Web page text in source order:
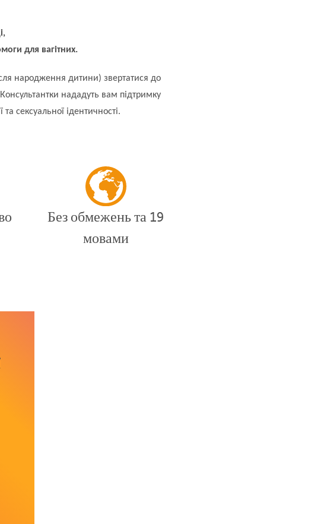
для вагітних.
народження дитини) звертатися до
Консультантки нададуть вам підтримку
сексуальної ідентичності.
Без обмежень та 19
мовами